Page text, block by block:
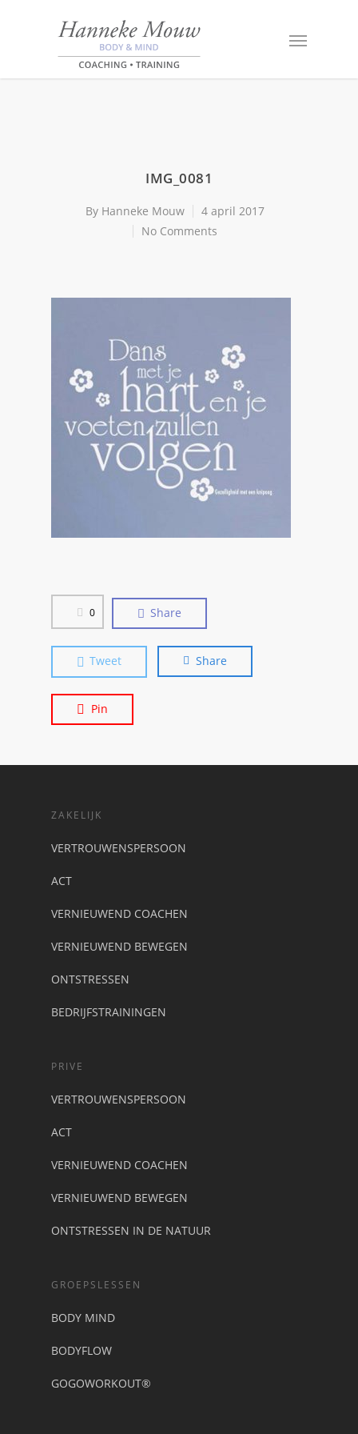
IMG_0081
By Hanneke Mouw
4 april 2017
No Comments
0 Share
Tweet Share
Pin
ZAKELIJK
VERTROUWENSPERSOON
ACT
VERNIEUWEND COACHEN
VERNIEUWEND BEWEGEN
ONTSTRESSEN
BEDRIJFSTRAININGEN
PRIVE
VERTROUWENSPERSOON
ACT
VERNIEUWEND COACHEN
VERNIEUWEND BEWEGEN
ONTSTRESSEN IN DE NATUUR
GROEPSLESSEN
BODY MIND
BODYFLOW
GOGOWORKOUT®